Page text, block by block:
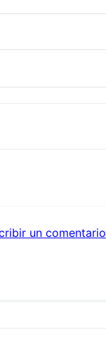
un comentario